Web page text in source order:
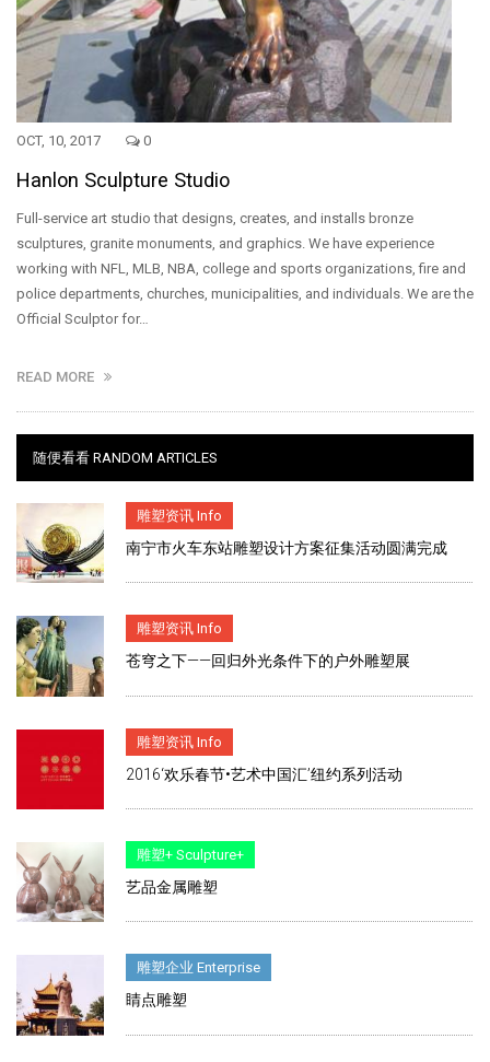
OCT, 10, 2017 0
Hanlon Sculpture Studio
Full-service art studio that designs, creates, and installs bronze
sculptures, granite monuments, and graphics. We have experience
working with NFL, MLB, NBA, college and sports organizations, fire and
police departments, churches, municipalities, and individuals. We are the
Official Sculptor for…
READ MORE
随便看看 RANDOM ARTICLES
雕塑资讯 Info
南宁市火车东站雕塑设计方案征集活动圆满完成
雕塑资讯 Info
苍穹之下——回归外光条件下的户外雕塑展
雕塑资讯 Info
2016‘欢乐春节•艺术中国汇’纽约系列活动
雕塑+ Sculpture+
艺品金属雕塑
雕塑企业 Enterprise
睛点雕塑